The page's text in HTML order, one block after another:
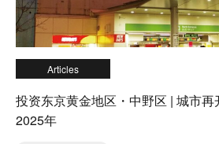
Articles
投资东京黄金地区・中野区 | 城市
2025年